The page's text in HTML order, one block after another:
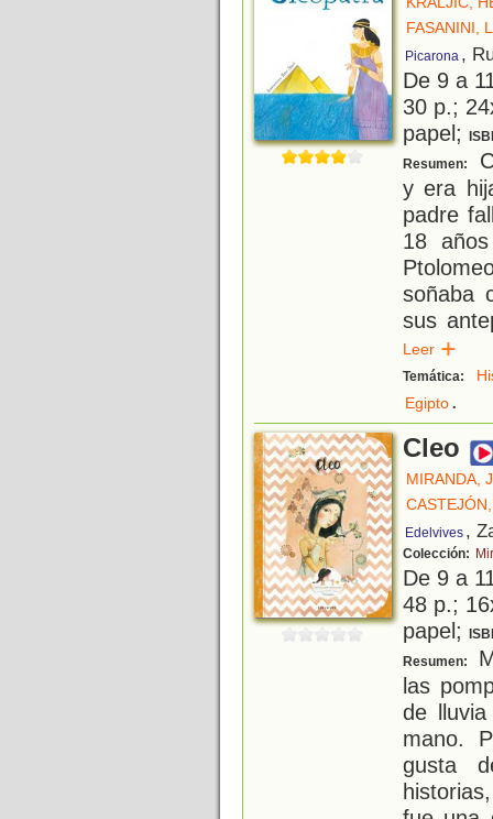
FASANINI,
Picarona ,
De 9 a
30 p.;
papel;
Resumen:
y era
padre
18
soñaba
sus
Leer
Temática:
Egipto.
Cleo
MIRANDA,
Edelvives ,
Colección:
De 9 a
48 p.;
papel;
Resumen:
las
de
mano.
gusta